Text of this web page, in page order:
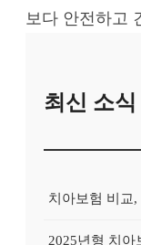
보다 안전하고
최신 소식